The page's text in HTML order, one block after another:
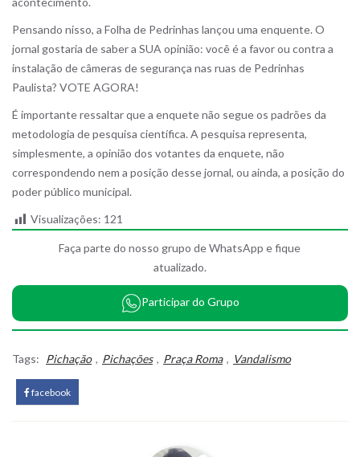
Pensando nisso, a Folha de Pedrinhas lançou uma enquente. O
jornal gostaria de saber a SUA opinião: você é a favor ou contra a
instalação de câmeras de segurança nas ruas de Pedrinhas
Paulista? VOTE AGORA!
É importante ressaltar que a enquete não segue os padrões da
metodologia de pesquisa científica. A pesquisa representa,
simplesmente, a opinião dos votantes da enquete, não
correspondendo nem a posição desse jornal, ou ainda, a posição do
poder público municipal.
Visualizações: 121
Faça parte do nosso grupo de WhatsApp e fique
atualizado.
Participar do Grupo
Tags: Pichação , Pichações , Praça Roma , Vandalismo
facebook